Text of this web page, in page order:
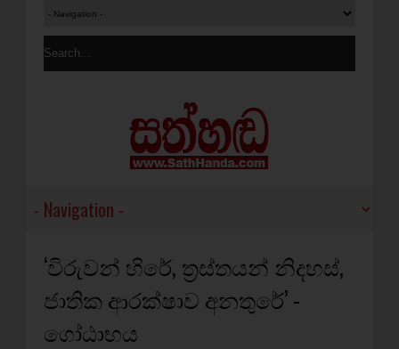
‘විරුවන් හිරේ, ත්‍රස්තයන් නිදහස්,
ජාතික ආරක්ෂාව අනතුරේ’ -
ගෝඨාභය